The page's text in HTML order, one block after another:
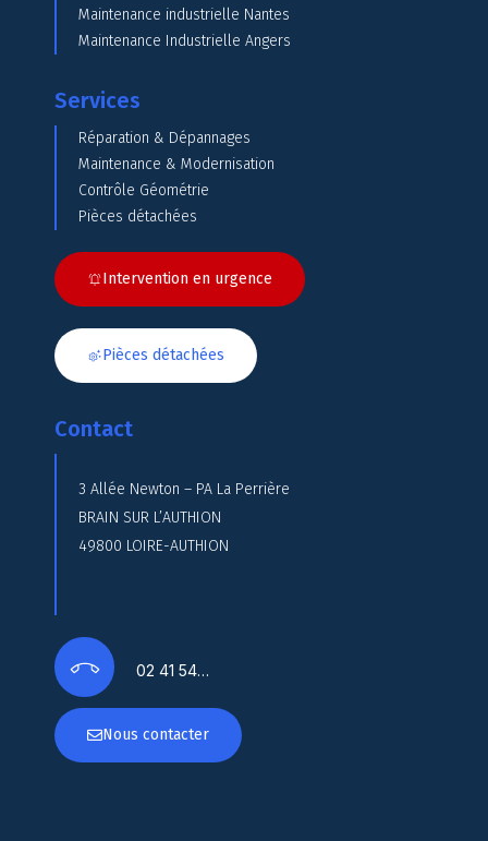
Maintenance industrielle Nantes
Maintenance Industrielle Angers
Services
Réparation & Dépannages
Maintenance & Modernisation
Contrôle Géométrie
Pièces détachées
Intervention en urgence
Pièces détachées
Contact
3 Allée Newton – PA La Perrière
BRAIN SUR L’AUTHION
49800 LOIRE-AUTHION
02 41 54…
Nous contacter